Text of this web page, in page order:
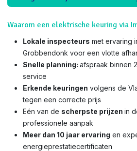
Waarom een elektrische keuring via
Lokale inspecteurs met ervaring
Grobbendonk voor een vlotte
Snelle planning: afspraak binnen
service
Erkende keuringen volgens de
tegen een correcte prijs
Eén van de scherpste prijzen in
professionele aanpak
Meer dan 10 jaar ervaring en
energieprestatiecertificaten